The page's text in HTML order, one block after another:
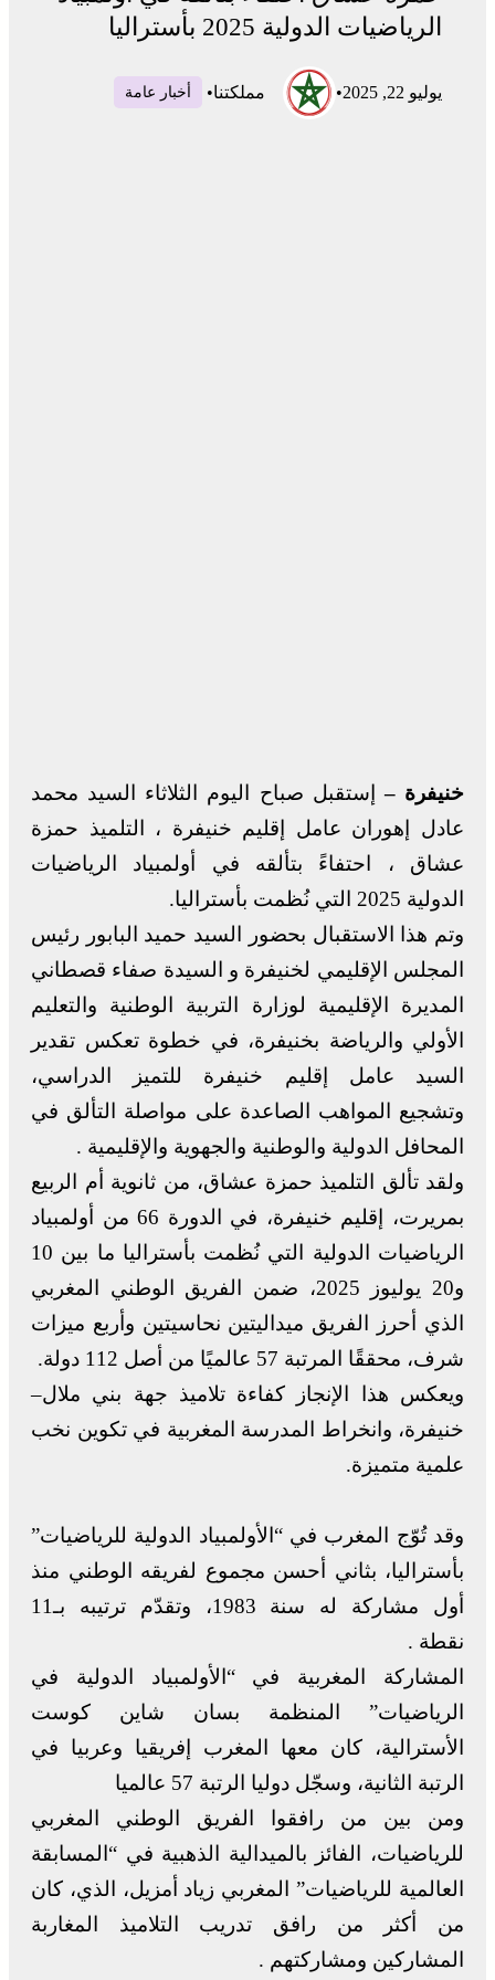
الرياضيات الدولية 2025 بأستراليا
يوليو 22, 2025 • مملكتنا• أخبار عامة
خنيفرة – إستقبل صباح اليوم الثلاثاء السيد محمد
عادل إهوران عامل إقليم خنيفرة ، التلميذ حمزة
عشاق ، احتفاءً بتألقه في أولمبياد الرياضيات
الدولية 2025 التي نُظمت بأستراليا.
وتم هذا الاستقبال بحضور السيد حميد البابور رئيس
المجلس الإقليمي لخنيفرة و السيدة صفاء قصطاني
المديرة الإقليمية لوزارة التربية الوطنية والتعليم
الأولي والرياضة بخنيفرة، في خطوة تعكس تقدير
السيد عامل إقليم خنيفرة للتميز الدراسي،
وتشجيع المواهب الصاعدة على مواصلة التألق في
المحافل الدولية والوطنية والجهوية والإقليمية .
ولقد تألق التلميذ حمزة عشاق، من ثانوية أم الربيع
بمريرت، إقليم خنيفرة، في الدورة 66 من أولمبياد
الرياضيات الدولية التي نُظمت بأستراليا ما بين 10
و20 يوليوز 2025، ضمن الفريق الوطني المغربي
الذي أحرز الفريق ميداليتين نحاسيتين وأربع ميزات
شرف، محققًا المرتبة 57 عالميًا من أصل 112 دولة.
ويعكس هذا الإنجاز كفاءة تلاميذ جهة بني ملال–
خنيفرة، وانخراط المدرسة المغربية في تكوين نخب
علمية متميزة.
وقد تُوّج المغرب في “الأولمبياد الدولية للرياضيات”
بأستراليا، بثاني أحسن مجموع لفريقه الوطني منذ
أول مشاركة له سنة 1983، وتقدّم ترتيبه بـ11
نقطة .
المشاركة المغربية في “الأولمبياد الدولية في
الرياضيات” المنظمة بسان شاين كوست
الأسترالية، كان معها المغرب إفريقيا وعربيا في
الرتبة الثانية، وسجّل دوليا الرتبة 57 عالميا
ومن بين من رافقوا الفريق الوطني المغربي
للرياضيات، الفائز بالميدالية الذهبية في “المسابقة
العالمية للرياضيات” المغربي زياد أمزيل، الذي، كان
من أكثر من رافق تدريب التلاميذ المغاربة
المشاركين ومشاركتهم .